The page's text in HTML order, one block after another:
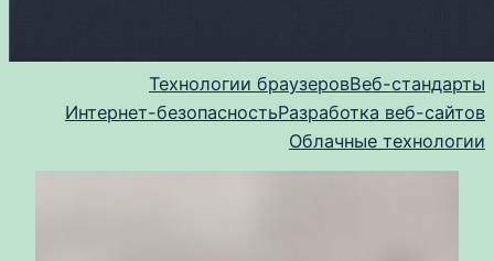
Технологии браузеровВеб-стандарты
Интернет-безопасностьРазработка веб-сайтов
Облачные технологии